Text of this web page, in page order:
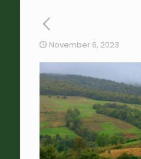
November 6, 2023